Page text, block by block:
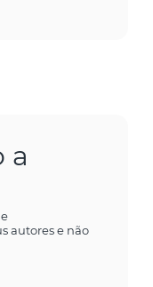
a
autores e não